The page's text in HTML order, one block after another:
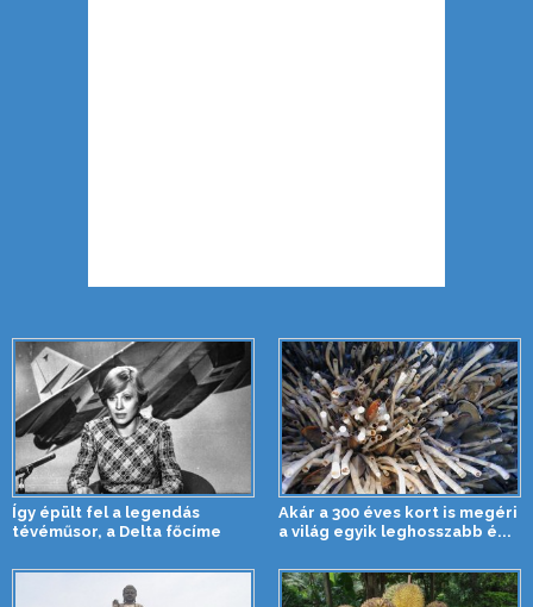
Így épült fel a legendás
tévéműsor, a Delta főcíme
Akár a 300 éves kort is megéri
a világ egyik leghosszabb é...